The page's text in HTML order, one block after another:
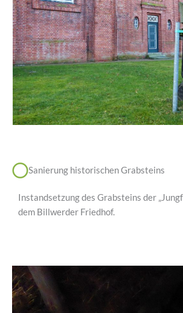
Sanierung historischen Grabsteins
Instandsetzung des Grabsteins der
dem Billwerder Friedhof.